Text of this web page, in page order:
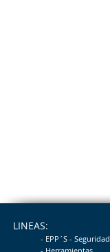
LINEAS:
- EPP´S - Seguridad